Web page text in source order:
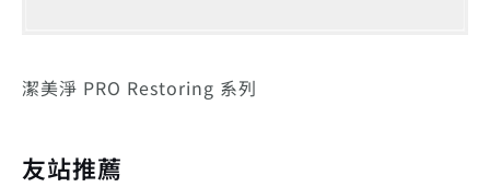
潔美淨 PRO Restoring 系列
友站推薦